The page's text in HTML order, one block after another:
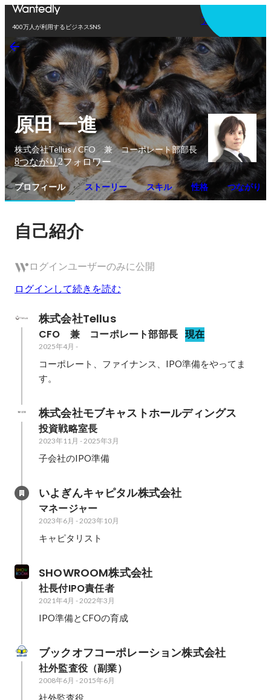
400万人が利用するビジネスSNS
アプリを使う
原田 一進
株式会社Tellus / CFO 兼 コーポレート部部長
8つながり2フォロワー
プロフィール ストーリー スキル 性格 つながり
自己紹介
ログインユーザーのみに公開
ログインして続きを読む
株式会社Tellus
CFO　兼　コーポレート部部長 現在
2025年4月 -
コーポレート、ファイナンス、IPO準備をやってま
す。
株式会社モブキャストホールディングス
投資戦略室長
2023年11月 -2025年3月
子会社のIPO準備
いよぎんキャピタル株式会社
マネージャー
2023年6月 -2023年10月
キャピタリスト
SHOWROOM株式会社
社長付IPO責任者
2021年4月 -2022年3月
IPO準備とCFOの育成
ブックオフコーポレーション株式会社
社外監査役（副業）
2008年6月 -2015年6月
社外監査役